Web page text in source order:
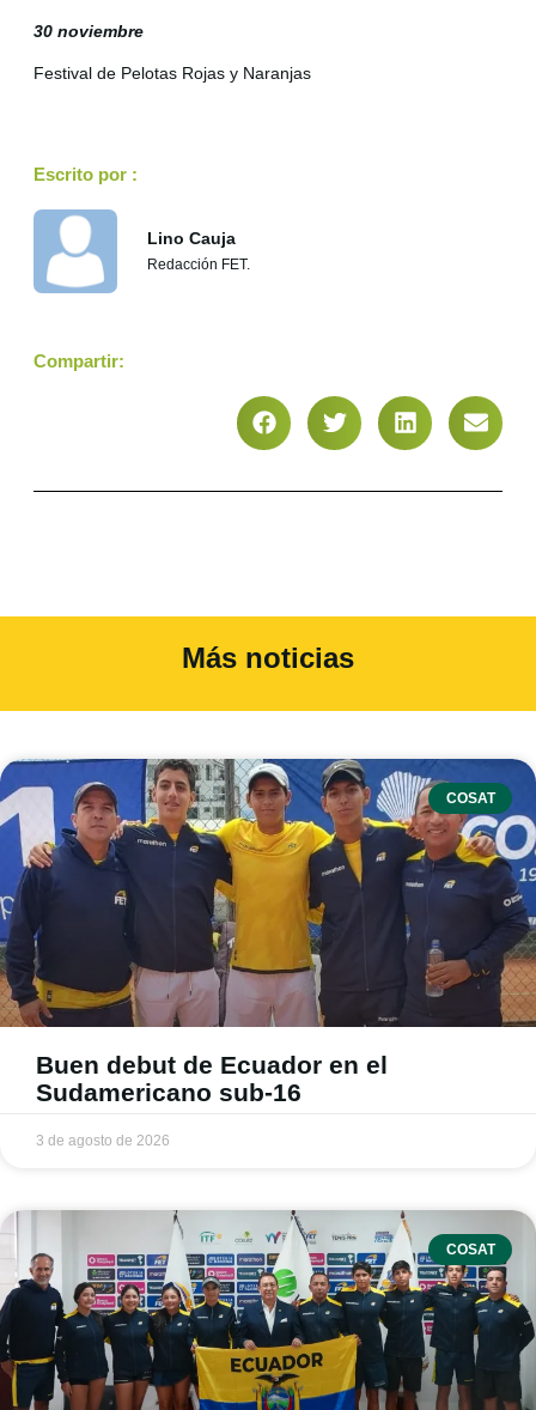
30 noviembre
Festival de Pelotas Rojas y Naranjas
Escrito por :
Lino Cauja
Redacción FET.
Compartir:
Más noticias
COSAT
Buen debut de Ecuador en el
Sudamericano sub-16
3 de agosto de 2026
COSAT